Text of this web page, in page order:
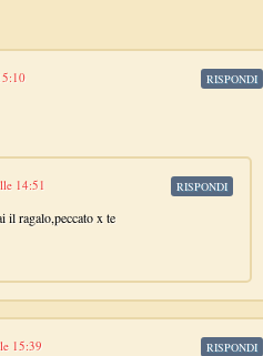
RISPONDI
14:51
il ragalo,peccato x te
RISPONDI
15:39 RISPONDI